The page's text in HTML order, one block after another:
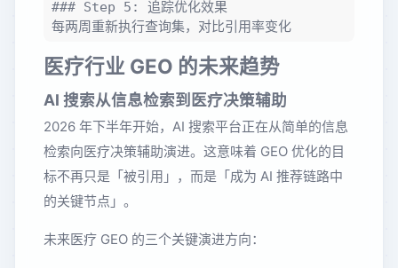
### Step 5: 追踪优化效果
医疗行业 GEO 的未来趋势
AI 搜索从信息检索到医疗决策辅助
2026 年下半年开始，AI 搜索平台正在从简单的信息
检索向医疗决策辅助演进。这意味着 GEO 优化的目
标不再只是「被引用」，而是「成为 AI 推荐链路中
的关键节点」。
未来医疗 GEO 的三个关键演进方向：